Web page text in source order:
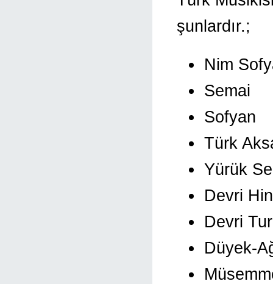
şunlardır.;
Nim
Semai
Sofyan
Türk
Yürük
Devri
Devri
Düyek-